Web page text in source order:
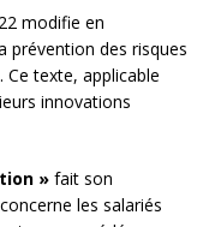
modifie en
prévention des risques
texte, applicable
innovations
» fait son
les salariés